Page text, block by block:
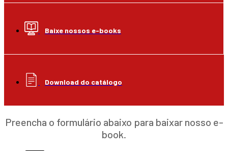
Baixe nossos e-books
Download do catálogo
Preencha o formulário abaixo para baixar nosso e-
book.